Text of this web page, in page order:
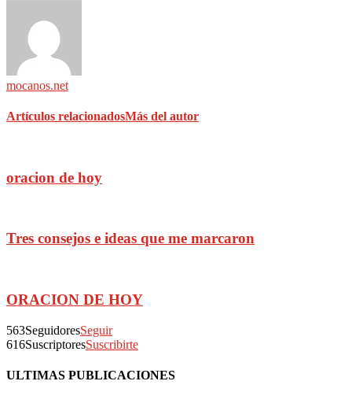
mocanos.net
Artículos relacionadosMás del autor
oracion de hoy
Tres consejos e ideas que me marcaron
ORACION DE HOY
563SeguidoresSeguir
616SuscriptoresSuscribirte
ULTIMAS PUBLICACIONES